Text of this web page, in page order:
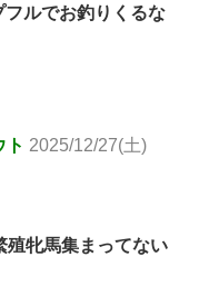
ルでお釣りくるな
ト 2025/12/27(土)
殖牝馬集まってない